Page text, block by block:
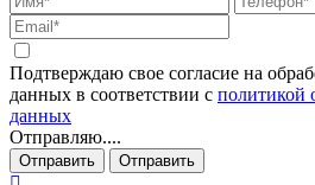
Подтверждаю свое согласие на
данных в соответствии с политикой
данных
Отправляю....
Отправить Отправить